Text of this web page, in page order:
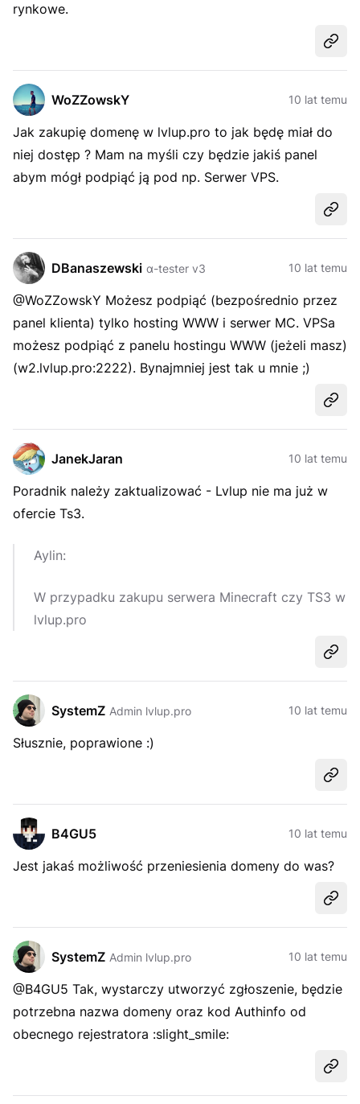
rynkowe.
WoZZowskY 10 lat temu
Jak zakupię domenę w lvlup.pro to jak będę miał do
niej dostęp ? Mam na myśli czy będzie jakiś panel
abym mógł podpiąć ją pod np. Serwer VPS.
DBanaszewski α-tester v3 10 lat temu
@WoZZowskY Możesz podpiąć (bezpośrednio przez
panel klienta) tylko hosting WWW i serwer MC. VPSa
możesz podpiąć z panelu hostingu WWW (jeżeli masz)
(w2.lvlup.pro:2222). Bynajmniej jest tak u mnie ;)
JanekJaran 10 lat temu
Poradnik należy zaktualizować - Lvlup nie ma już w
ofercie Ts3.
Aylin:
W przypadku zakupu serwera Minecraft czy TS3 w
lvlup.pro
SystemZ Admin lvlup.pro 10 lat temu
Słusznie, poprawione :)
B4GU5 10 lat temu
Jest jakaś możliwość przeniesienia domeny do was?
SystemZ Admin lvlup.pro 10 lat temu
@B4GU5 Tak, wystarczy utworzyć zgłoszenie, będzie
potrzebna nazwa domeny oraz kod Authinfo od
obecnego rejestratora :slight_smile: